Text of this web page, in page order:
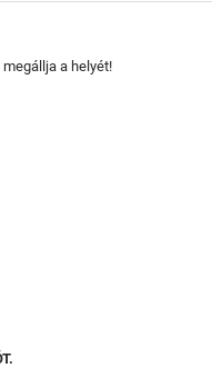
a helyét!